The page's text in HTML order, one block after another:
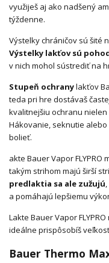
využiješ aj ako nadšený
týždenne.
Výstelky chráničov sú šité
Výstelky lakťov sú
v nich mohol sústrediť na
Stupeň ochranylakťov
teda pri hre dostávaš
kvalitnejšiu ochranu
Hákovanie, seknutie
bolieť.
akte Bauer Vapor FLYPRO
takým strihom majú širší
predlaktia sa ale zužujú
a pomáhajú lepšiemu
Lakte Bauer Vapor FLYPRO
ideálne prispôsobíš
Bauer Thermo